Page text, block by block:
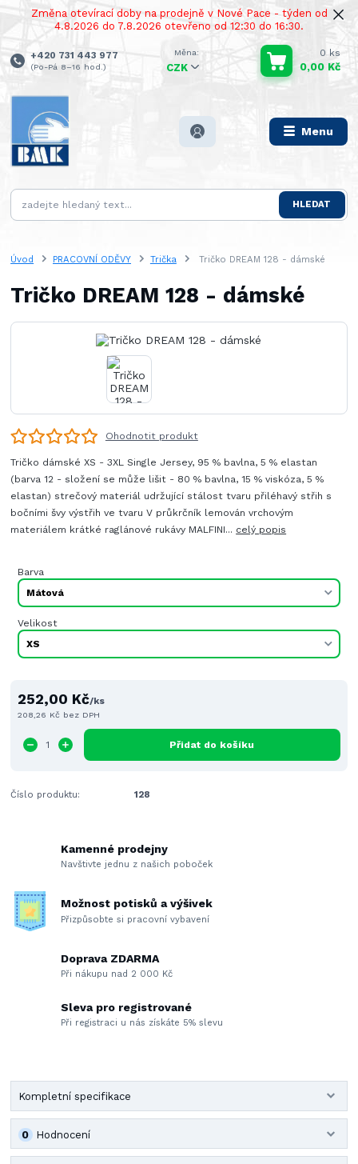
Změna otevírací doby na prodejně v Nové Pace - týden od
4.8.2026 do 7.8.2026 otevřeno od 12:30 do 16:30.
Menu
CZK
HLEDAT
+420 731 443 977
(Po-Pá 8–16 hod.)
0 ks
0,00 Kč
Úvod PRACOVNÍ ODĚVY Trička Tričko DREAM 128 - dámské
Tričko DREAM 128 - dámské
Ohodnotit produkt
Tričko dámské XS - 3XL Single Jersey, 95 % bavlna, 5 % elastan
(barva 12 - složení se může lišit - 80 % bavlna, 15 % viskóza, 5 %
elastan) strečový materiál udržující stálost tvaru přiléhavý střih s
bočními švy výstřih ve tvaru V průkrčník lemován vrchovým
materiálem krátké raglánové rukávy MALFINI... celý popis
Barva
Velikost
252,00 Kč/ks
208,26 Kč bez DPH
Přidat do košíku
Číslo produktu: 128
Kamenné prodejny
Navštivte jednu z našich poboček
Možnost potisků a výšivek
Přizpůsobte si pracovní vybavení
Doprava ZDARMA
Při nákupu nad 2 000 Kč
Sleva pro registrované
Při registraci u nás získáte 5% slevu
Kompletní specifikace
Hodnocení
0